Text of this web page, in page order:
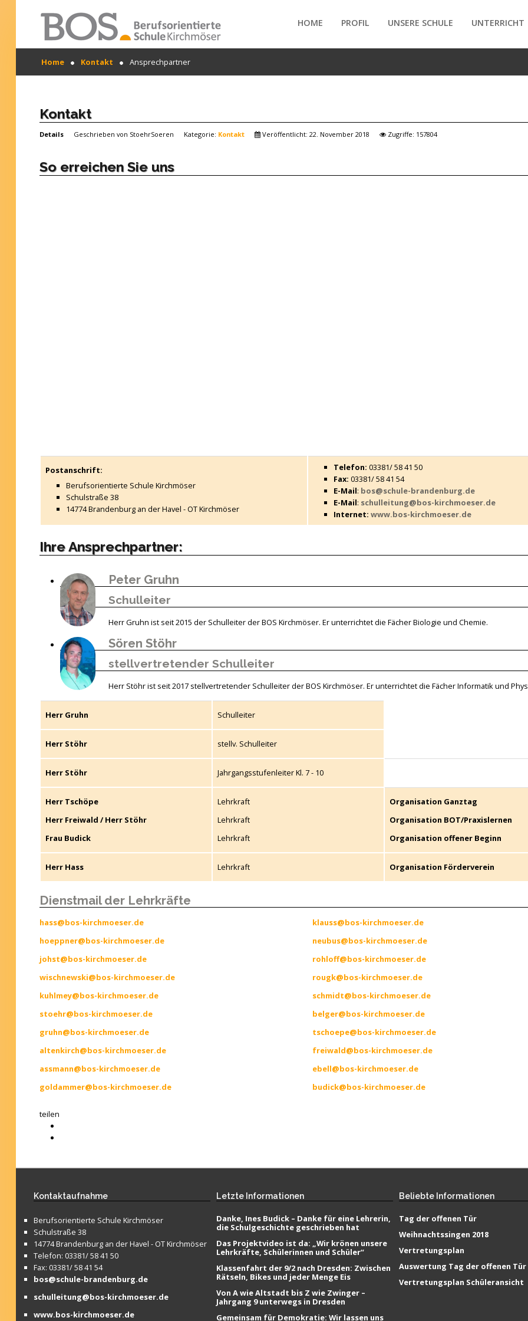
Warning: "continue" targeting switch is equivalent
to "break". Did you mean to use "continue 2"? in
/mnt/web417/e3/61/59568561/htdocs/forte2/templates/forte/vertex/responsive/responsive_mobile_menu.php
Unterricht
SUCHEN
HOME PROFIL UNSERE SCHULE UNTERRICHT
Home Kontakt Ansprechpartner
Kontakt
Details Geschrieben von StoehrSoeren Kategorie: Kontakt Veröffentlicht: 22. November 2018 Zugriffe: 157804
So erreichen Sie uns
Postanschrift:
Berufsorientierte Schule Kirchmöser
Schulstraße 38
14774 Brandenburg an der Havel - OT Kirchmöser
Telefon: 03381/ 58 41 50
Fax: 03381/ 58 41 54
E-Mail: bos@schule-brandenburg.de
E-Mail: schulleitung@bos-kirchmoeser.de
Internet: www.bos-kirchmoeser.de
Ihre Ansprechpartner:
Peter Gruhn
Schulleiter
Herr Gruhn ist seit 2015 der Schulleiter der BOS Kirchmöser. Er unterrichtet die Fächer Biologie und Chemie.
Sören Stöhr
stellvertretender Schulleiter
Herr Stöhr ist seit 2017 stellvertretender Schulleiter der BOS Kirchmöser. Er unterrichtet die Fächer Informatik und
Herr Gruhn Schulleiter
Herr Stöhr stellv. Schulleiter
Herr Stöhr Jahrgangsstufenleiter Kl. 7 - 10
Herr Tschöpe
Herr Freiwald / Herr Stöhr
Frau Budick
Lehrkraft
Lehrkraft
Lehrkraft
Organisation Ganztag
Organisation BOT/Praxislernen
Organisation offener Beginn
Herr Hass Lehrkraft Organisation Förderverein
Dienstmail der Lehrkräfte
hass@bos-kirchmoeser.de
klauss@bos-kirchmoeser.de
hoeppner@bos-kirchmoeser.de
neubus@bos-kirchmoeser.de
johst@bos-kirchmoeser.de
rohloff@bos-kirchmoeser.de
wischnewski@bos-kirchmoeser.de
rougk@bos-kirchmoeser.de
kuhlmey@bos-kirchmoeser.de schmidt@bos-kirchmoeser.de
stoehr@bos-kirchmoeser.de
belger@bos-kirchmoeser.de
gruhn@bos-kirchmoeser.de
tschoepe@bos-kirchmoeser.de
altenkirch@bos-kirchmoeser.de
freiwald@bos-kirchmoeser.de
assmann@bos-kirchmoeser.de
ebell@bos-kirchmoeser.de
goldammer@bos-kirchmoeser.de
budick@bos-kirchmoeser.de
teilen
Kontaktaufnahme
Berufsorientierte Schule Kirchmöser
Schulstraße 38
14774 Brandenburg an der Havel - OT Kirchmöser
Telefon: 03381/ 58 41 50
Fax: 03381/ 58 41 54
bos@schule-brandenburg.de
schulleitung@bos-kirchmoeser.de
www.bos-kirchmoeser.de
Letzte Informationen
Danke, Ines Budick – Danke für eine Lehrerin,
die Schulgeschichte geschrieben hat
Das Projektvideo ist da: „Wir krönen unsere
Lehrkräfte, Schülerinnen und Schüler“
Klassenfahrt der 9/2 nach Dresden: Zwischen
Rätseln, Bikes und jeder Menge Eis
Von A wie Altstadt bis Z wie Zwinger –
Jahrgang 9 unterwegs in Dresden
Gemeinsam für Demokratie: Wir lassen uns
Beliebte Informationen
Tag der offenen Tür
Weihnachtssingen 2018
Vertretungsplan
Auswertung Tag der offenen Tür
Vertretungsplan Schüleransicht